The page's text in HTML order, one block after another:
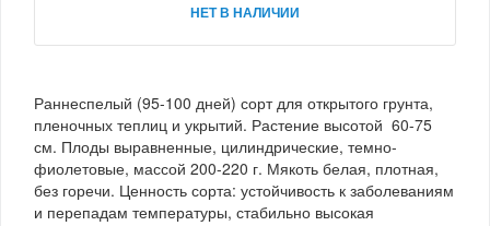
НЕТ В НАЛИЧИИ
Раннеспелый (95-100 дней) сорт для открытого грунта,
пленочных теплиц и укрытий. Растение высотой 60-75
см. Плоды выравненные, цилиндрические, темно-
фиолетовые, массой 200-220 г. Мякоть белая, плотная,
без горечи. Ценность сорта: устойчивость к заболеваниям
и перепадам температуры, стабильно высокая